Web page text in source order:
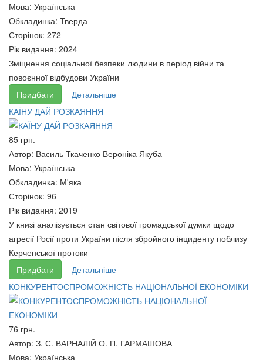
УКРАЇНА: ІДЕНТИЧНІСТЬ У
ДОБУ ГЛОБАЛІЗАЦІЇ
Українська мова: 6 кл.
120 грн.
Мова: Українська
Обкладинка: Тверда
Сторінок: 272
Рік видання: 2024
Зміцнення соціальної безпеки людини в період війни та
повоєнної відбудови України
Придбати
Детальніше
КАЇНУ ДАЙ РОЗКАЯННЯ
85 грн.
Автор: Василь Ткаченко Вероніка Якуба
Мова: Українська
Обкладинка: М'яка
Сторінок: 96
Рік видання: 2019
У книзі аналізується стан світової громадської думки щодо
агресії Росії проти України після збройного інциденту поблизу
Керченської протоки
Придбати
Детальніше
КОНКУРЕНТОСПРОМОЖНІСТЬ НАЦІОНАЛЬНОЇ ЕКОНОМІКИ
76 грн.
Автор: З. С. ВАРНАЛІЙ О. П. ГАРМАШОВА
Мова: Українська